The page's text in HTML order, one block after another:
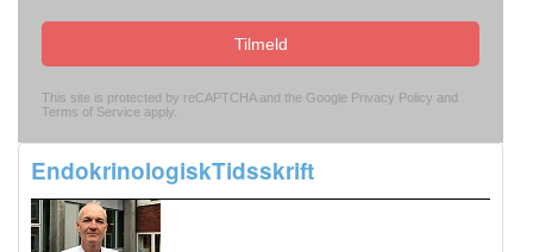
Tilmeld
This site is protected by reCAPTCHA and the Google Privacy Policy and
Terms of Service apply.
EndokrinologiskTidsskrift